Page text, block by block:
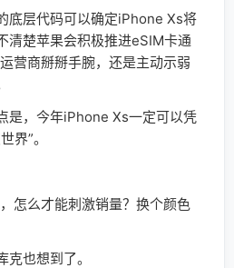
层代码可以确定iPhone Xs将
清楚苹果会积极推进eSIM卡通
营商掰掰手腕，还是主动示弱
，今年iPhone Xs一定可以凭
界”。
么才能刺激销量？换个颜色
也想到了。